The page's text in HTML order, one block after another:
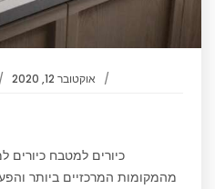
אוקטובר 12, 2020
כיורים למטבח
מהמקומות המרכזיים ביותר